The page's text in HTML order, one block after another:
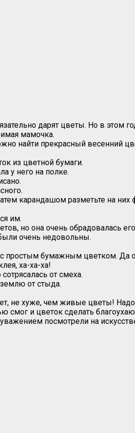
дарят цветы. Но в этом
мамочка.
найти прекрасный весенний
из цветной бумаги.
у него на полке.
карандашом разметьте на
им.
но она очень обрадовалась
очень недовольны.
простым бумажным цветком. Да
ха-ха-ха!
от смеха.
от стыда.
не хуже, чем живые цветы!
смог и цветок сделать
посмотрели на